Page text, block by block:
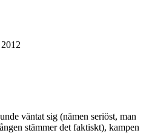
väntat sig (nämen seriöst, man
stämmer det faktiskt), kampen